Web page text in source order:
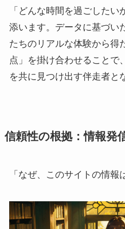
「どんな時間を過ごしたい
添います。データに基づい
たちのリアルな体験から得
点」を掛け合わせることで
を共に見つけ出す伴走者と
信頼性の根拠：情報発
「なぜ、このサイトの情報